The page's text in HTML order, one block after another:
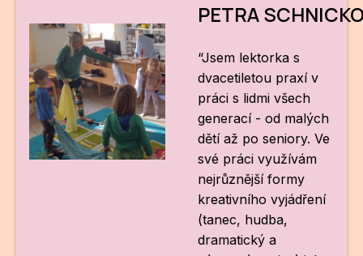
PETRA
“Jsem lektorka s
dvacetiletou praxí v
práci s lidmi všech
generací - od malých
dětí až po seniory. Ve
své práci využívám
nejrůznější formy
kreativního vyjádření
(tanec, hudba,
dramatický a